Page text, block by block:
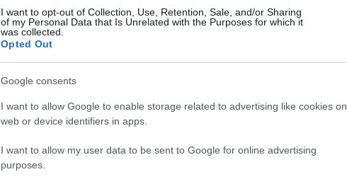
I want to opt-out of Collection, Use, Retention, Sale, and/or Sharing
of my Personal Data that Is Unrelated with the Purposes for which it
was collected.
Opted Out
Google consents
I want to allow Google to enable storage related to advertising like cookies on
web or device identifiers in apps.
I want to allow my user data to be sent to Google for online advertising
purposes.